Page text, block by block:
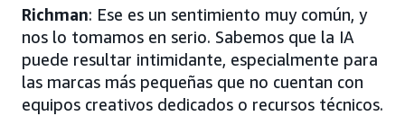
Richman: Ese es un sentimiento muy común, y
nos lo tomamos en serio. Sabemos que la IA
puede resultar intimidante, especialmente para
las marcas más pequeñas que no cuentan con
equipos creativos dedicados o recursos técnicos.